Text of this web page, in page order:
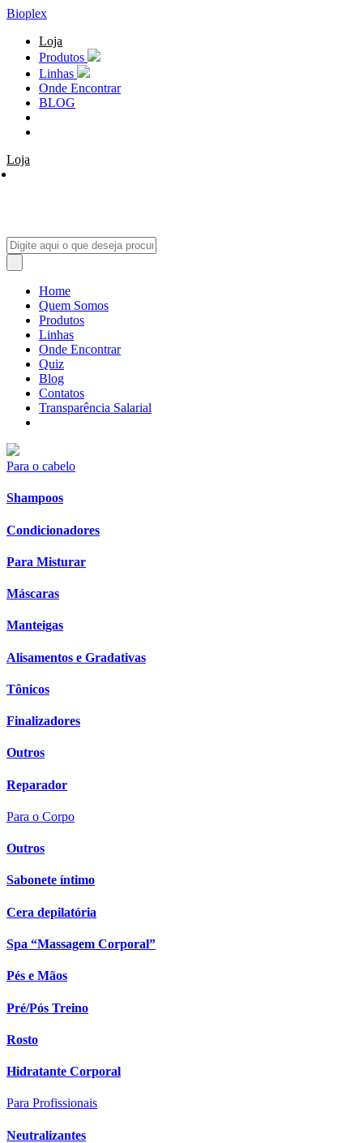
Bioplex
Loja
Produtos
Linhas
Onde Encontrar
BLOG
Loja
Home
Quem Somos
Produtos
Linhas
Onde Encontrar
Quiz
Blog
Contatos
Transparência Salarial
Para o cabelo
Shampoos
Condicionadores
Para Misturar
Máscaras
Manteigas
Alisamentos e Gradativas
Tônicos
Finalizadores
Outros
Reparador
Para o Corpo
Outros
Sabonete íntimo
Cera depilatória
Spa “Massagem Corporal”
Pés e Mãos
Pré/Pós Treino
Rosto
Hidratante Corporal
Para Profissionais
Neutralizantes